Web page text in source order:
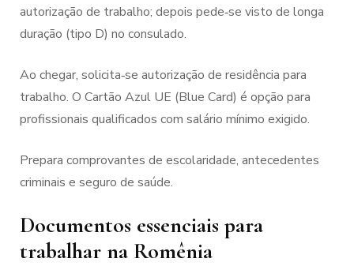
autorização de trabalho; depois pede‑se visto de longa
duração (tipo D) no consulado.
Ao chegar, solicita‑se autorização de residência para
trabalho. O Cartão Azul UE (Blue Card) é opção para
profissionais qualificados com salário mínimo exigido.
Prepara comprovantes de escolaridade, antecedentes
criminais e seguro de saúde.
Documentos essenciais para
trabalhar na Romênia